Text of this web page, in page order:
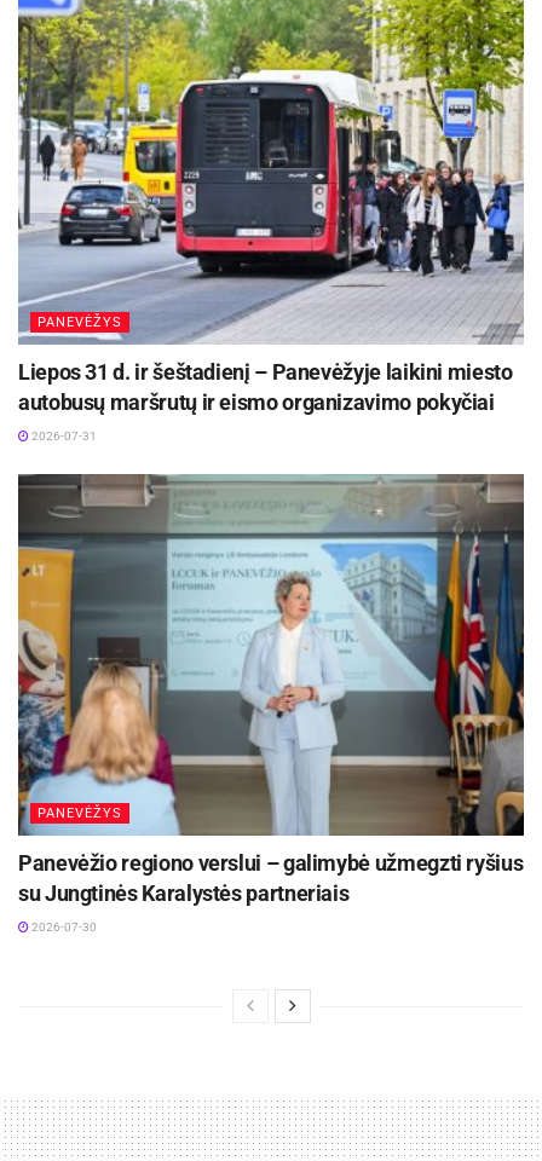
PANEVĖŽYS
Liepos 31 d. ir šeštadienį – Panevėžyje laikini miesto
autobusų maršrutų ir eismo organizavimo pokyčiai
2026-07-31
PANEVĖŽYS
Panevėžio regiono verslui – galimybė užmegzti ryšius
su Jungtinės Karalystės partneriais
2026-07-30